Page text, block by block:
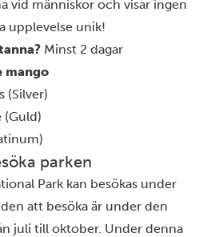
vid människor och visar ingen
upplevelse unik!
Minst 2 dagar
mango
(Silver)
(Guld)
parken
Park kan besökas under
att besöka är under den
juli till oktober. Under denna